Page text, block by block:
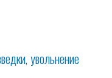
увольнение